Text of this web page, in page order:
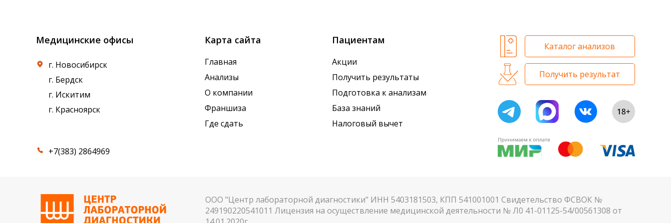
Медицинские офисы
г. Новосибирск
г. Бердск
г. Искитим
г. Красноярск
+7(383) 2864969
Карта сайта
Главная
Анализы
О компании
Франшиза
Где сдать
Пациентам
Акции
Получить результаты
Подготовка к анализам
База знаний
Налоговый вычет
Каталог анализов
Получить результат
ООО "Центр лабораторной диагностики" ИНН 5403181503, КПП 541001001 Свидетельство ФСВОК №
249190220541011 Лицензия на осуществление медицинской деятельности № Л0 41-01125-54/00561308 от